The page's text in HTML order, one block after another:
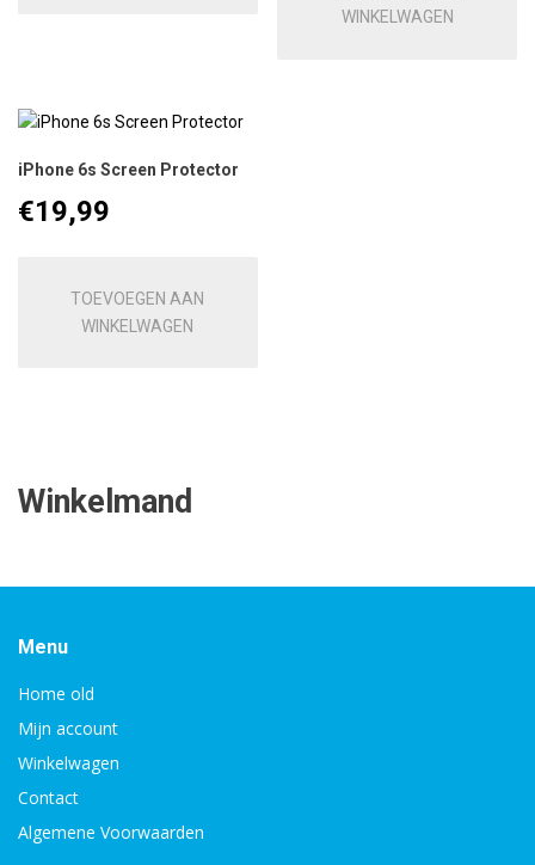
WINKELWAGEN
iPhone 6s Screen Protector
€19,99
TOEVOEGEN AAN
WINKELWAGEN
Winkelmand
Menu
Home old
Mijn account
Winkelwagen
Contact
Algemene Voorwaarden